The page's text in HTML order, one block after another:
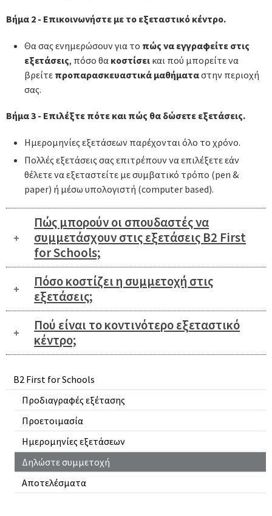
B2 First for Schools
Προδιαγραφές εξέτασης
Προετοιμασία
Ημερομηνίες εξετάσεων
Δηλώστε συμμετοχή
Αποτελέσματα
Βήμα 2 - Επικοινωνήστε με το εξεταστικό κέντρο.
Θα σας ενημερώσουν για το πώς να εγγραφείτε στις
εξετάσεις, πόσο θα κοστίσεικαι πού μπορείτε να
βρείτε προπαρασκευαστικά μαθήματαστην περιοχή
σας.
Βήμα 3 - Επιλέξτε πότε και πώς θα δώσετε εξετάσεις.
Ημερομηνίες εξετάσεων παρέχονται όλο το χρόνο.
Πολλές εξετάσεις σας επιτρέπουν να επιλέξετε εάν
θέλετε να εξεταστείτε με συμβατικό τρόπο (pen &
paper) ή μέσω υπολογιστή (computer based).
Πώς μπορούν οι σπουδαστές να
συμμετάσχουν στις εξετάσεις B2 First
for Schools;
Πόσο κοστίζει η συμμετοχή στις
εξετάσεις;
Πού είναι το κοντινότερο εξεταστικό
κέντρο;